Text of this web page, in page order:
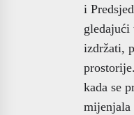
i
gledajući
izdržati,
kada se
mijenjala